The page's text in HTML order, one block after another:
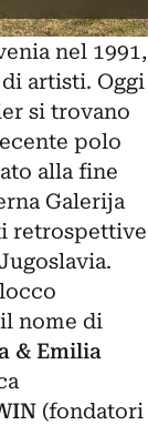
nel 1991,
artisti. Oggi
si trovano
polo
alla fine
Galerija
retrospettive
nome di
& Emilia
(fondatori